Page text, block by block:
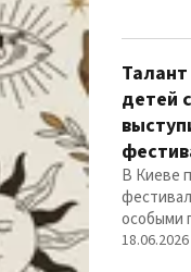
детей
В Киеве
особыми